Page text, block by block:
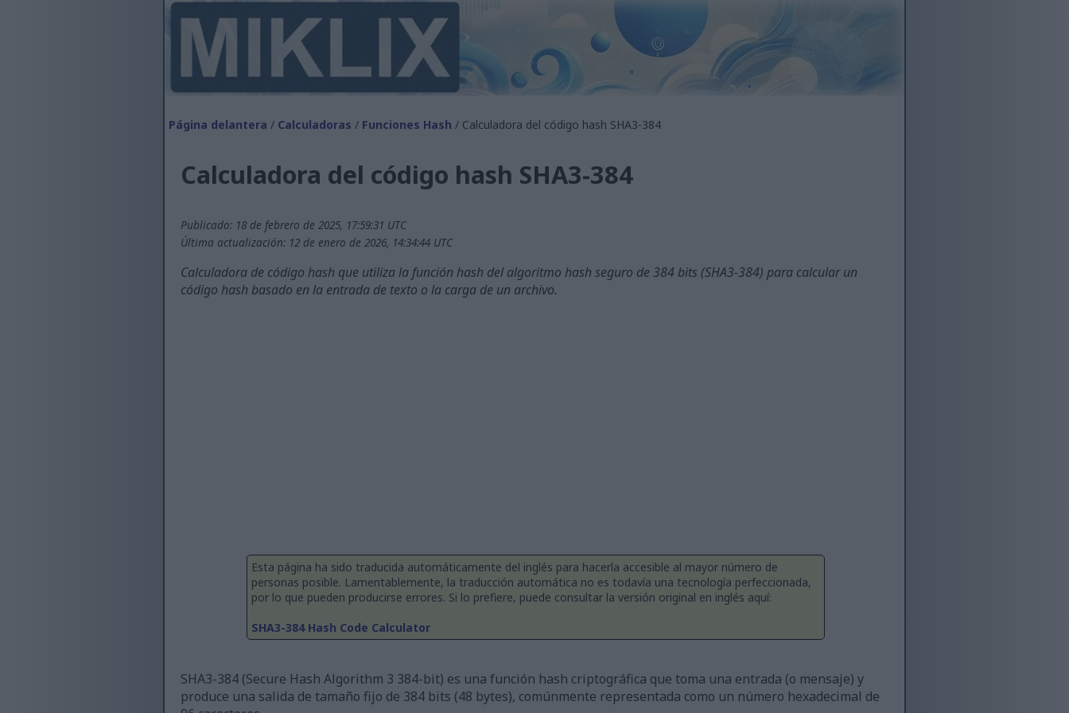
Página delantera / Calculadoras / Funciones Hash / Calculadora del código hash SHA3-384
Calculadora del código hash SHA3-384
Publicado: 18 de febrero de 2025, 17:59:31 UTC
Última actualización: 12 de enero de 2026, 14:34:44 UTC
Calculadora de código hash que utiliza la función hash del algoritmo hash seguro de 384 bits (SHA3-384) para calcular un
código hash basado en la entrada de texto o la carga de un archivo.
Esta página ha sido traducida automáticamente del inglés para hacerla accesible al mayor número de
personas posible. Lamentablemente, la traducción automática no es todavía una tecnología perfeccionada,
por lo que pueden producirse errores. Si lo prefiere, puede consultar la versión original en inglés aquí:
SHA3-384 Hash Code Calculator
SHA3-384 (Secure Hash Algorithm 3 384-bit) es una función hash criptográfica que toma una entrada (o mensaje) y
produce una salida de tamaño fijo de 384 bits (48 bytes), comúnmente representada como un número hexadecimal de